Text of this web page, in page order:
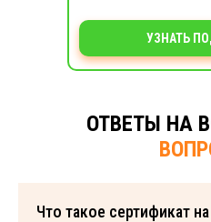
УЗНАТЬ
ОТВЕТЫ НА
Что такое сертификат